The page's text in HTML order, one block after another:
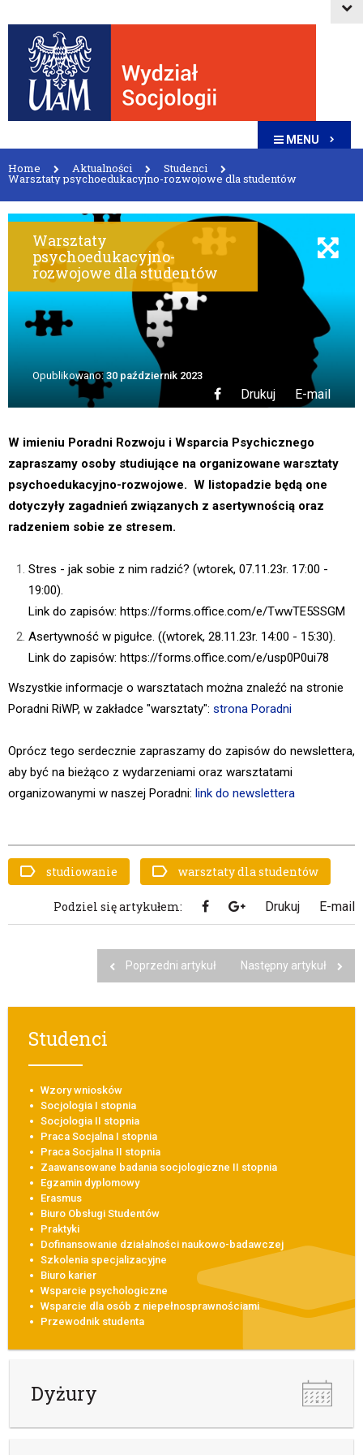
MENU
Home Aktualności Studenci
Warsztaty psychoedukacyjno-rozwojowe dla studentów
Warsztaty
psychoedukacyjno-
rozwojowe dla studentów
Drukuj E-mail
Opublikowano: 30 październik 2023
W imieniu Poradni Rozwoju i Wsparcia Psychicznego
zapraszamy osoby studiujące na organizowane warsztaty
psychoedukacyjno-rozwojowe. W listopadzie będą one
dotyczyły zagadnień związanych z asertywnością oraz
radzeniem sobie ze stresem.
Stres - jak sobie z nim radzić? (wtorek, 07.11.23r. 17:00 -
19:00).
Link do zapisów: https://forms.office.com/e/TwwTE5SSGM
Asertywność w pigułce. ((wtorek, 28.11.23r. 14:00 - 15:30).
Link do zapisów: https://forms.office.com/e/usp0P0ui78
Wszystkie informacje o warsztatach można znaleźć na stronie
Poradni RiWP, w zakładce "warsztaty": strona Poradni
Oprócz tego serdecznie zapraszamy do zapisów do newslettera,
aby być na bieżąco z wydarzeniami oraz warsztatami
organizowanymi w naszej Poradni: link do newslettera
studiowanie warsztaty dla studentów
Podziel się artykułem: Drukuj E-mail
Poprzedni artykuł Następny artykuł
Studenci
Wzory wniosków
Socjologia I stopnia
Socjologia II stopnia
Praca Socjalna I stopnia
Praca Socjalna II stopnia
Zaawansowane badania socjologiczne II stopnia
Egzamin dyplomowy
Erasmus
Biuro Obsługi Studentów
Praktyki
Dofinansowanie działalności naukowo-badawczej
Szkolenia specjalizacyjne
Biuro karier
Wsparcie psychologiczne
Wsparcie dla osób z niepełnosprawnościami
Przewodnik studenta
Dyżury